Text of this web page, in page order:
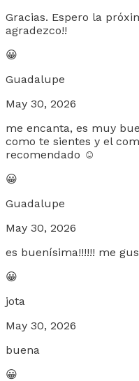
Gracias. Espero la
agradezco!!
😀
Guadalupe
May 30, 2026
me encanta, es muy
como te sientes y el
recomendado ☺️
😀
Guadalupe
May 30, 2026
es buenísima!!!!!! me
😀
jota
May 30, 2026
buena
😀